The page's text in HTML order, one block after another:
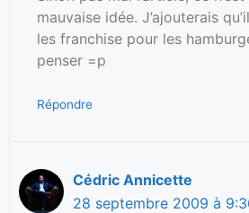
mauvaise idée. J’ajouterais
les franchise pour les
penser =p
Répondre
Cédric Annicette
28 septembre 2009 à